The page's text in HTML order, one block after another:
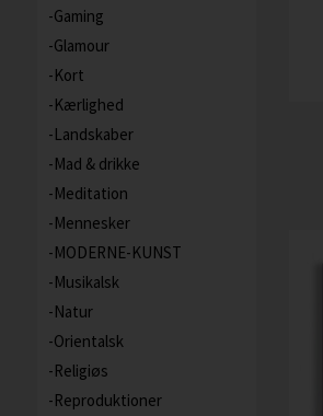
Gaming
Glamour
Kort
Kærlighed
Landskaber
Mad & drikke
Meditation
Mennesker
MODERNE-KUNST
Musikalsk
Natur
Orientalsk
Religiøs
Reproduktioner